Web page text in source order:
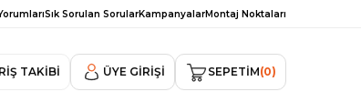
Sık Sorulan SorularKampanyalarMontaj Noktaları
TAKİBİ ÜYE GIRIŞI SEPETIM 0